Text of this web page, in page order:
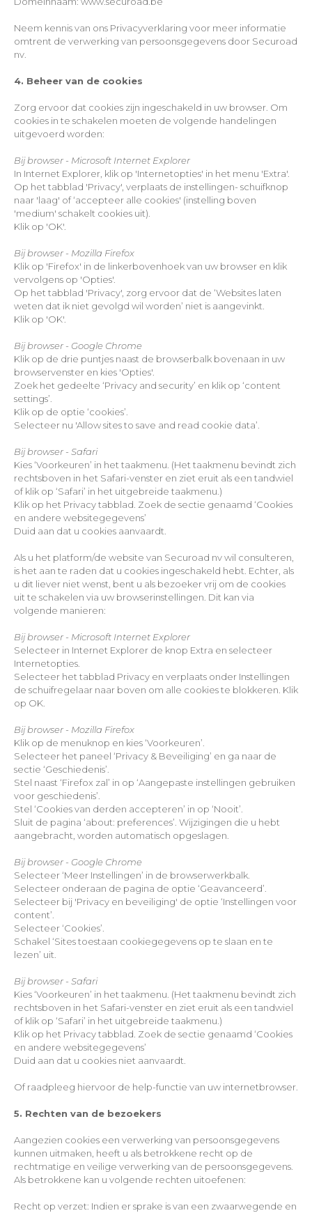
Neem kennis van ons Privacyverklaring voor meer informatie
omtrent de verwerking van persoonsgegevens door Securoad
nv.
4. Beheer van de cookies
Zorg ervoor dat cookies zijn ingeschakeld in uw browser. Om
cookies in te schakelen moeten de volgende handelingen
uitgevoerd worden:
Bij browser - Microsoft Internet Explorer
In Internet Explorer, klik op 'Internetopties' in het menu 'Extra'.
Op het tabblad 'Privacy', verplaats de instellingen- schuifknop
naar 'laag' of ‘accepteer alle cookies' (instelling boven
'medium' schakelt cookies uit).
Klik op 'OK'.
Bij browser - Mozilla Firefox
Klik op 'Firefox' in de linkerbovenhoek van uw browser en klik
vervolgens op 'Opties'.
Op het tabblad 'Privacy', zorg ervoor dat de ‘Websites laten
weten dat ik niet gevolgd wil worden’ niet is aangevinkt.
Klik op 'OK'.
Bij browser - Google Chrome
Klik op de drie puntjes naast de browserbalk bovenaan in uw
browservenster en kies 'Opties'.
Zoek het gedeelte ‘Privacy and security’ en klik op ‘content
settings’.
Klik op de optie ‘cookies’.
Selecteer nu 'Allow sites to save and read cookie data’.
Bij browser - Safari
Kies ‘Voorkeuren’ in het taakmenu. (Het taakmenu bevindt zich
rechtsboven in het Safari-venster en ziet eruit als een tandwiel
of klik op ‘Safari’ in het uitgebreide taakmenu.)
Klik op het Privacy tabblad. Zoek de sectie genaamd ‘Cookies
en andere websitegegevens’
Duid aan dat u cookies aanvaardt.
Als u het platform/de website van Securoad nv wil consulteren,
is het aan te raden dat u cookies ingeschakeld hebt. Echter, als
u dit liever niet wenst, bent u als bezoeker vrij om de cookies
uit te schakelen via uw browserinstellingen. Dit kan via
volgende manieren:
Bij browser - Microsoft Internet Explorer
Selecteer in Internet Explorer de knop Extra en selecteer
Internetopties.
Selecteer het tabblad Privacy en verplaats onder Instellingen
de schuifregelaar naar boven om alle cookies te blokkeren. Klik
op OK.
Bij browser - Mozilla Firefox
Klik op de menuknop en kies ‘Voorkeuren’.
Selecteer het paneel ‘Privacy & Beveiliging’ en ga naar de
sectie ‘Geschiedenis’.
Stel naast ‘Firefox zal’ in op ‘Aangepaste instellingen gebruiken
voor geschiedenis’.
Stel ‘Cookies van derden accepteren’ in op ‘Nooit’.
Sluit de pagina ‘about: preferences’. Wijzigingen die u hebt
aangebracht, worden automatisch opgeslagen.
Bij browser - Google Chrome
Selecteer ‘Meer Instellingen’ in de browserwerkbalk.
Selecteer onderaan de pagina de optie ‘Geavanceerd’.
Selecteer bij 'Privacy en beveiliging' de optie ‘Instellingen voor
content’.
Selecteer ‘Cookies’.
Schakel ‘Sites toestaan cookiegegevens op te slaan en te
lezen’ uit.
Bij browser - Safari
Kies ‘Voorkeuren’ in het taakmenu. (Het taakmenu bevindt zich
rechtsboven in het Safari-venster en ziet eruit als een tandwiel
of klik op ‘Safari’ in het uitgebreide taakmenu.)
Klik op het Privacy tabblad. Zoek de sectie genaamd ‘Cookies
en andere websitegegevens’
Duid aan dat u cookies niet aanvaardt.
Of raadpleeg hiervoor de help-functie van uw internetbrowser.
5. Rechten van de bezoekers
Aangezien cookies een verwerking van persoonsgegevens
kunnen uitmaken, heeft u als betrokkene recht op de
rechtmatige en veilige verwerking van de persoonsgegevens.
Als betrokkene kan u volgende rechten uitoefenen:
Recht op verzet: Indien er sprake is van een zwaarwegende en